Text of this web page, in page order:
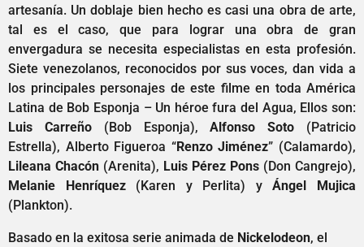
artesanía. Un doblaje bien hecho es casi una obra de arte,
tal es el caso, que para lograr una obra de gran
envergadura se necesita especialistas en esta profesión.
Siete venezolanos, reconocidos por sus voces, dan vida a
los principales personajes de este filme en toda América
Latina de Bob Esponja – Un héroe fura del Agua, Ellos son:
Luis Carreño(Bob Esponja),Alfonso Soto (Patricio
Estrella), Alberto Figueroa “Renzo Jiménez” (Calamardo),
Lileana Chacón (Arenita), Luis Pérez Pons (Don Cangrejo),
Melanie Henríquez(Karen y Perlita) yÁngel Mujica
(Plankton).
Basado en la exitosa serie animada de Nickelodeon, el